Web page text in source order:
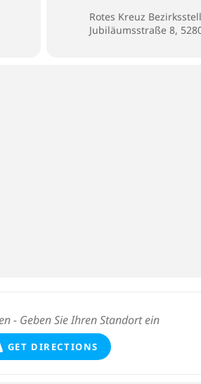
Rotes Kreuz
Jubiläumsstraße 8,
GET DIRECTIONS